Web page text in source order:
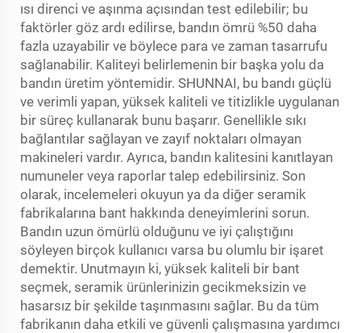
ısı direnci ve aşınma açısından test edilebilir; bu
faktörler göz ardı edilirse, bandın ömrü %50 daha
fazla uzayabilir ve böylece para ve zaman tasarrufu
sağlanabilir. Kaliteyi belirlemenin bir başka yolu da
bandın üretim yöntemidir. SHUNNAI, bu bandı güçlü
ve verimli yapan, yüksek kaliteli ve titizlikle uygulanan
bir süreç kullanarak bunu başarır. Genellikle sıkı
bağlantılar sağlayan ve zayıf noktaları olmayan
makineleri vardır. Ayrıca, bandın kalitesini kanıtlayan
numuneler veya raporlar talep edebilirsiniz. Son
olarak, incelemeleri okuyun ya da diğer seramik
fabrikalarına bant hakkında deneyimlerini sorun.
Bandın uzun ömürlü olduğunu ve iyi çalıştığını
söyleyen birçok kullanıcı varsa bu olumlu bir işaret
demektir. Unutmayın ki, yüksek kaliteli bir bant
seçmek, seramik ürünlerinizin gecikmeksizin ve
hasarsız bir şekilde taşınmasını sağlar. Bu da tüm
fabrikanın daha etkili ve güvenli çalışmasına yardımcı